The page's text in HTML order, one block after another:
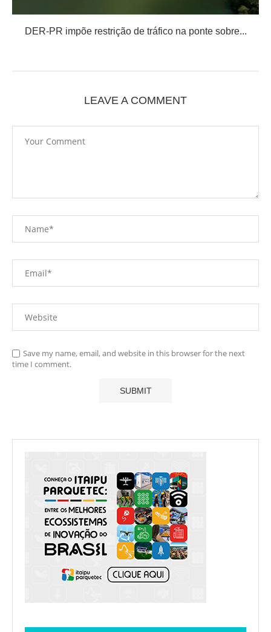
DER-PR impõe restrição de tráfico na ponte sobre...
LEAVE A COMMENT
Save my name, email, and website in this browser for the next
time I comment.